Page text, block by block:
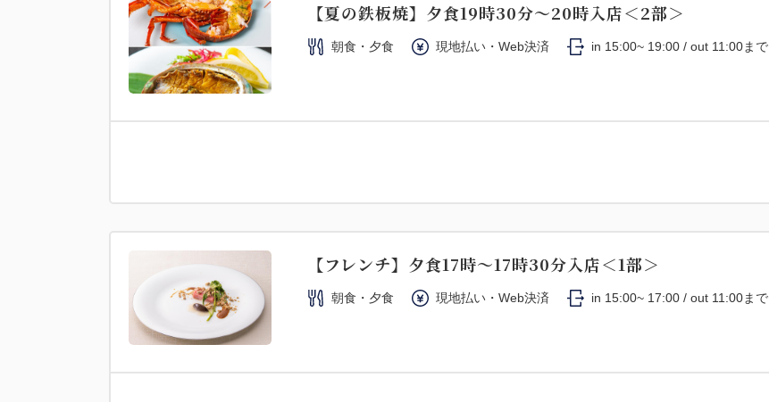
【夏の鉄板焼】夕食19時30分～20時入店＜2部＞
朝食・夕食 現地払い・Web決済 in 15:00~ 19:00 / out 11:00まで
【フレンチ】夕食17時～17時30分入店＜1部＞
朝食・夕食 現地払い・Web決済 in 15:00~ 17:00 / out 11:00まで